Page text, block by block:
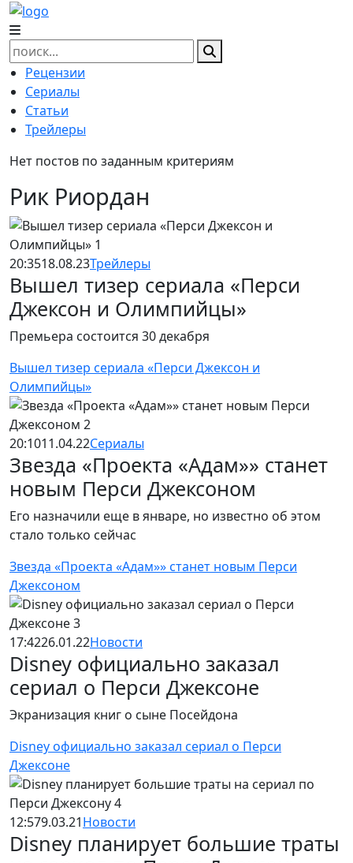
Skip
to
content
Найти:
Рецензии
Сериалы
Статьи
Трейлеры
Нет постов по заданным критериям
Рик Риордан
20:3518.08.23Трейлеры
Вышел тизер сериала «Перси
Джексон и Олимпийцы»
Премьера состоится 30 декабря
Вышел тизер сериала «Перси Джексон и
Олимпийцы»
20:1011.04.22Сериалы
Звезда «Проекта «Адам»» станет
новым Перси Джексоном
Его назначили еще в январе, но известно об этом
стало только сейчас
Звезда «Проекта «Адам»» станет новым Перси
Джексоном
17:4226.01.22Новости
Disney официально заказал
сериал о Перси Джексоне
Экранизация книг о сыне Посейдона
Disney официально заказал сериал о Перси
Джексоне
12:579.03.21Новости
Disney планирует большие траты